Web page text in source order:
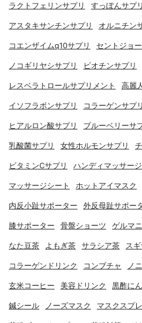
ラクトフェリンサプリ すっぽんサプリ
アスタキサンチンサプリ オルニチン
コエンザイムq10サプリ セントジョ
ノコギリヤシサプリ ビオチンサプリ
レスベラトロールサプリメント 高麗
イソフラボンサプリ コラーゲンサプリ
ヒアルロン酸サプリ ブルーベリーサ
乳酸菌サプリ 女性ホルモンサプリ
ビタミンCサプリ ハンディマッサー
マッサージシート ホットアイマスク
内反小趾サポーター 外反母趾サポー
膝サポーター 骨盤ショーツ ゲルマ
なた豆茶 よもぎ茶 サラシア茶 ス
コラーゲンドリンク コンブチャ ノ
玄米コーヒー 美容ドリンク 黒酢に
鍼シール ノーズマスク マスクスプ